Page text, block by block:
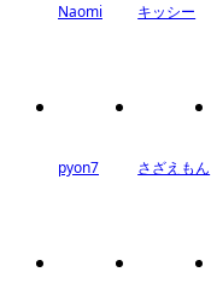
Naomi キッシー
pyon7 さざえもん